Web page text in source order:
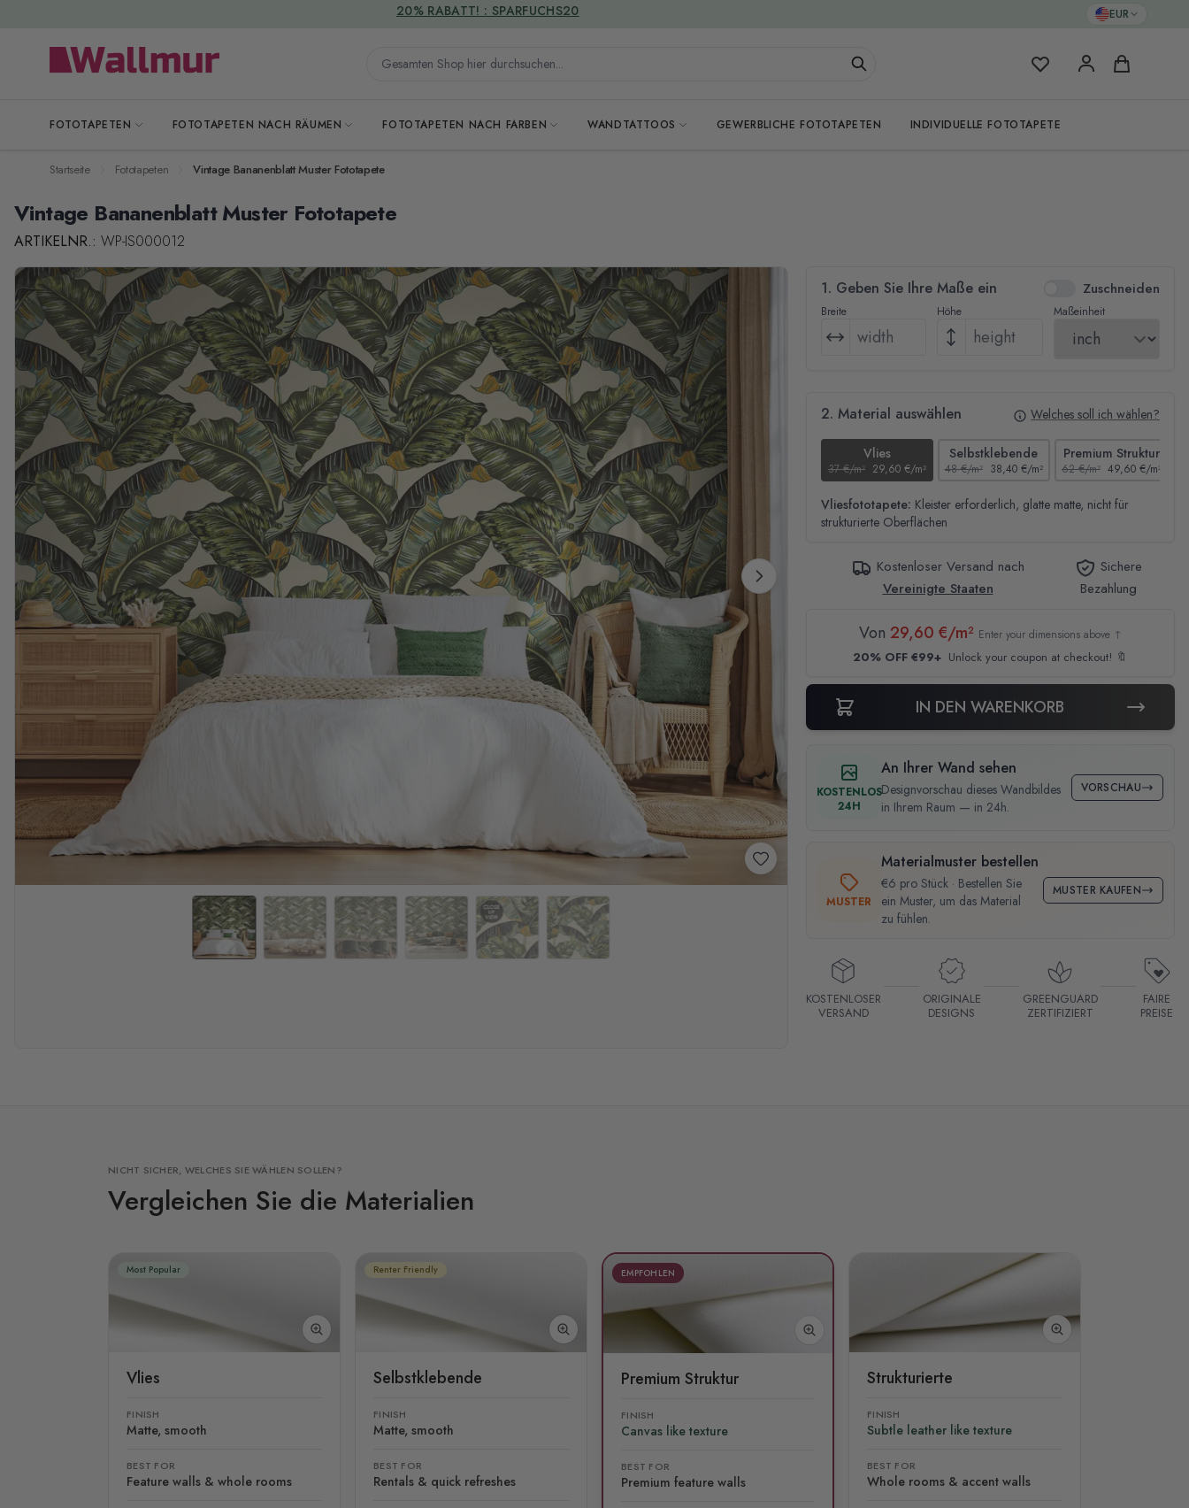
EUR
Gesamten Shop hier durchsuchen... Meine FavoritenWarenkorb
FOTOTAPETEN FOTOTAPETEN NACH RÄUMEN FOTOTAPETEN NACH FARBEN WANDTATTOOS GEWERBLICHE FOTOTAPETEN INDIVIDUELLE FOTOTAPETE
VERSANDKOSTENFREI
Startseite Fototapeten Vintage Bananenblatt Muster Fototapete
Vintage Bananenblatt Muster Fototapete
ARTIKELNR.: WP-IS000012
1. Geben Sie Ihre Maße ein Zuschneiden
Breite Höhe Maßeinheit
2. Material auswählen Welches soll ich wählen?
Vlies
37 €/m² 29,60 €/m²
Selbstklebende
48 €/m² 38,40 €/m²
Premium Struktur
62 €/m² 49,60 €/m²
Vliesfototapete: Kleister erforderlich, glatte matte, nicht für
strukturierte Oberflächen
Kostenloser Versand nach
Vereinigte Staaten
Sichere
Bezahlung
Von 29,60 €/m² Enter your dimensions above ↑
20% OFF €99+ Unlock your coupon at checkout! 🔖
IN DEN WARENKORB
KOSTENLOS
24H
An Ihrer Wand sehen
Designvorschau dieses Wandbildes
in Ihrem Raum — in 24h.
VORSCHAU
MUSTER
Materialmuster bestellen
€6 pro Stück · Bestellen Sie
ein Muster, um das Material
zu fühlen.
MUSTER KAUFEN
KOSTENLOSER
VERSAND
ORIGINALE
DESIGNS
GREENGUARD
ZERTIFIZIERT
FAIRE
PREISE
NICHT SICHER, WELCHES SIE WÄHLEN SOLLEN?
Vergleichen Sie die Materialien
Most Popular
Vlies
FINISH
Matte, smooth
BEST FOR
Feature walls & whole rooms
Renter Friendly
Selbstklebende
FINISH
Matte, smooth
BEST FOR
Rentals & quick refreshes
EMPFOHLEN
Premium Struktur
FINISH
Canvas like texture
BEST FOR
Premium feature walls
Strukturierte
FINISH
Subtle leather like texture
BEST FOR
Whole rooms & accent walls